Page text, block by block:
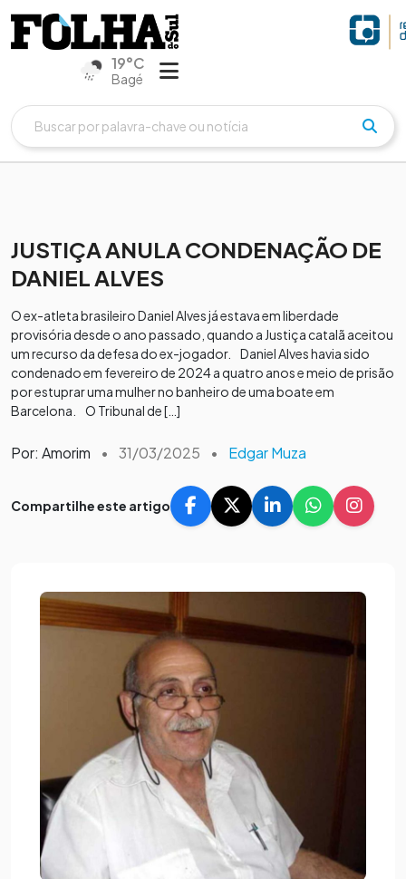
19°C
Bagé
JUSTIÇA ANULA CONDENAÇÃO DE
DANIEL ALVES
O ex-atleta brasileiro Daniel Alves já estava em liberdade
provisória desde o ano passado, quando a Justiça catalã aceitou
um recurso da defesa do ex-jogador. Daniel Alves havia sido
condenado em fevereiro de 2024 a quatro anos e meio de prisão
por estuprar uma mulher no banheiro de uma boate em
Barcelona. O Tribunal de […]
Por: Amorim • 31/03/2025 • Edgar Muza
Compartilhe este artigo